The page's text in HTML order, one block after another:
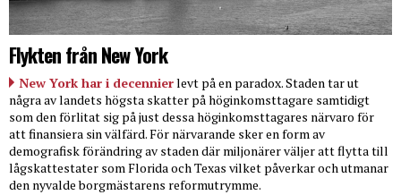
Flykten från New York
New York har i decennierlevt på en paradox. Staden tar ut
några av landets högsta skatter på höginkomsttagare samtidigt
som den förlitat sig på just dessa höginkomsttagares närvaro för
att finansiera sin välfärd. För närvarande sker en form av
demografisk förändring av staden där miljonärer väljer att flytta till
lågskattestater som Florida och Texas vilket påverkar och utmanar
den nyvalde borgmästarens reformutrymme.